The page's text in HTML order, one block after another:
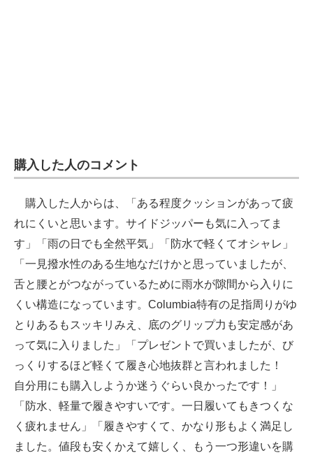
購入した人のコメント
購入した人からは、「ある程度クッションがあって疲
れにくいと思います。サイドジッパーも気に入ってま
す」「雨の日でも全然平気」「防水で軽くてオシャレ」
「一見撥水性のある生地なだけかと思っていましたが、
舌と腰とがつながっているために雨水が隙間から入りに
くい構造になっています。Columbia特有の足指周りがゆ
とりあるもスッキリみえ、底のグリップ力も安定感があ
って気に入りました」「プレゼントで買いましたが、び
っくりするほど軽くて履き心地抜群と言われました！
自分用にも購入しようか迷うぐらい良かったです！」
「防水、軽量で履きやすいです。一日履いてもきつくな
く疲れません」「履きやすくて、かなり形もよく満足し
ました。値段も安くかえて嬉しく、もう一つ形違いを購